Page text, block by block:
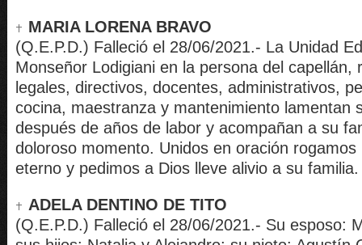
MARIA LORENA BRAVO
(Q.E.P.D.) Falleció el 28/06/2021.- La Unidad
Monseñor Lodigiani en la persona del capellán,
legales, directivos, docentes, administrativos,
cocina, maestranza y mantenimiento lamentan
después de años de labor y acompañan a su
doloroso momento. Unidos en oración
eterno y pedimos a Dios lleve alivio a su familia.
ADELA DENTINO DE TITO
(Q.E.P.D.) Falleció el 28/06/2021.- Su esposo: